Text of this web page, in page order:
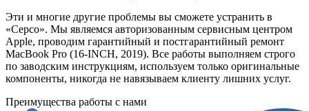
Эти и многие другие проблемы вы сможете устранить в
«Серсо». Мы являемся авторизованным сервисным центром
Apple, проводим гарантийный и постгарантийный ремонт
MacBook Pro (16-INCH, 2019). Все работы выполняем строго
по заводским инструкциям, используем только оригинальные
компоненты, никогда не навязываем клиенту лишних услуг.
Преимущества работы с нами